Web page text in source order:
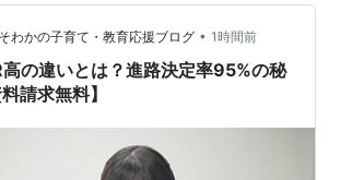
わかの子育て・教育応援ブログ • 1時間前
の違いとは？進路決定率95%の秘
請求無料】